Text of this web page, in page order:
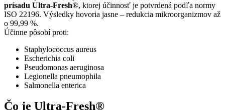
prísadu Ultra-Fresh®, ktorej účinnosť je potvrdená podľa normy
ISO 22196. Výsledky hovoria jasne – redukcia mikroorganizmov až
o 99,99 %.
Účinne pôsobí proti:
Staphylococcus aureus
Escherichia coli
Pseudomonas aeruginosa
Legionella pneumophila
Salmonella enterica
Čo je Ultra-Fresh®